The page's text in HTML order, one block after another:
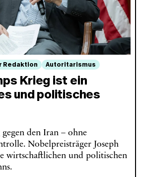
Redaktion Autoritarismus
Krieg ist ein
und politisches
den Iran – ohne
Nobelpreisträger Joseph
wirtschaftlichen und politischen